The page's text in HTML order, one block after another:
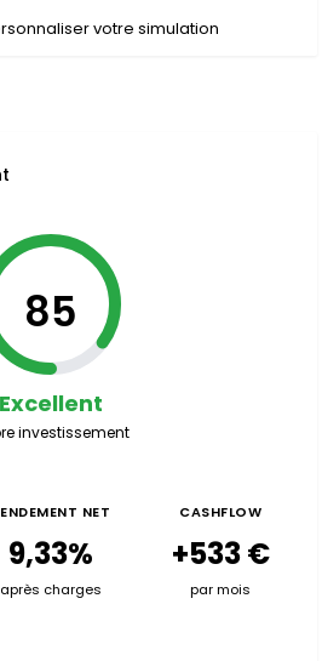
votre simulation
85
Excellent
investissement
NET
9,33%
après charges
CASHFLOW
+533 €
par mois